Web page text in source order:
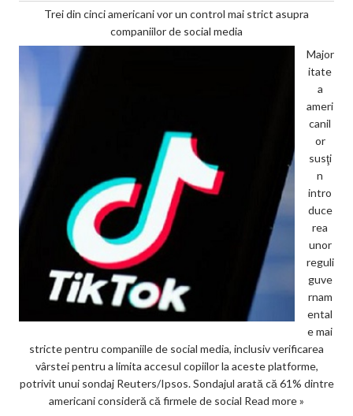
Trei din cinci americani vor un control mai strict asupra
companiilor de social media
Major
itate
a
ameri
canil
or
susţi
n
intro
duce
rea
unor
reguli
guve
rnam
ental
e mai
stricte pentru companiile de social media, inclusiv verificarea
vârstei pentru a limita accesul copiilor la aceste platforme,
potrivit unui sondaj Reuters/Ipsos. Sondajul arată că 61% dintre
americani consideră că firmele de social Read more »